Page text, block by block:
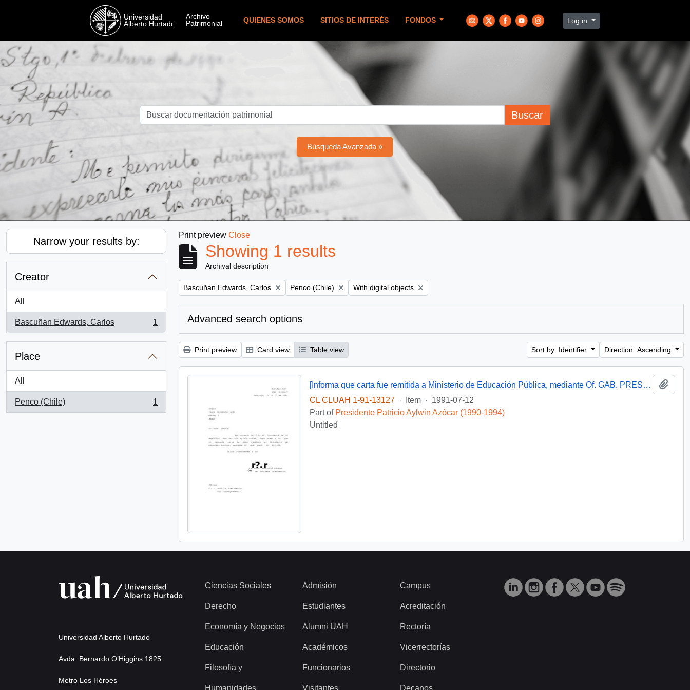
QUIENES SOMOS SITIOS DE INTERÉS FONDOS Log in
Buscar
Búsqueda Avanzada »
Narrow your results by:
Creator
All
Bascuñan Edwards, Carlos
, 1 results
1
Place
All
Penco (Chile)
, 1 results
1
Print preview Close
Showing 1 results
Archival description
Remove filter:
Bascuñan Edwards, Carlos Remove filter:
Penco (Chile) Remove filter:
With digital objects
Advanced search options
Print preview Card view Table view Sort by: Identifier Direction: Ascending
[Informa que carta fue remitida a Ministerio de Educación Pública, mediante Of. GAB. PRES. (0) 91/2438]
CL CLUAH 1-91-13127
· Item · 1991-07-12
Part of Presidente Patricio Aylwin Azócar (1990-1994)
Untitled
Universidad Alberto Hurtado
Avda. Bernardo O’Higgins 1825
Metro Los Héroes
Ciencias Sociales
Derecho
Economía y Negocios
Educación
Filosofía y
Humanidades
Admisión
Estudiantes
Alumni UAH
Académicos
Funcionarios
Visitantes
Campus
Acreditación
Rectoría
Vicerrectorías
Directorio
Decanos